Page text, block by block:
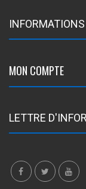
INFORMATIONS
MON COMPTE
LETTRE